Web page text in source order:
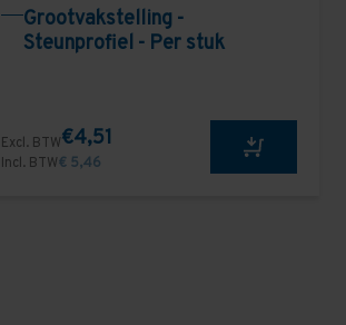
Grootvakstelling -
Steunprofiel - Per stuk
Excl. BTW€4,51
Incl. BTW€ 5,46